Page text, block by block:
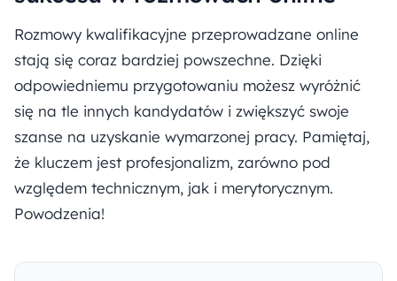
Rozmowy kwalifikacyjne przeprowadzane online
stają się coraz bardziej powszechne. Dzięki
odpowiedniemu przygotowaniu możesz wyróżnić
się na tle innych kandydatów i zwiększyć swoje
szanse na uzyskanie wymarzonej pracy. Pamiętaj,
że kluczem jest profesjonalizm, zarówno pod
względem technicznym, jak i merytorycznym.
Powodzenia!